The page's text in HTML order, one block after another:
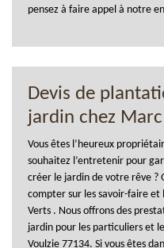
pensez à faire appel à notre
Devis de
jardin chez Marc
Vous êtes l’heureux
souhaitez l’entretenir pour
créer le jardin de votre rêve ?
compter sur les savoir-faire et
Verts . Nous offrons des
jardin pour les particuliers et
Voulzie 77134. Si vous êtes